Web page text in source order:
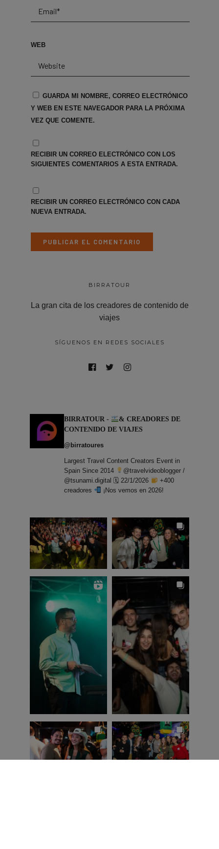
WEB
GUARDA MI NOMBRE, CORREO ELECTRÓNICO
Y WEB EN ESTE NAVEGADOR PARA LA PRÓXIMA
VEZ QUE COMENTE.
RECIBIR UN CORREO ELECTRÓNICO CON LOS
SIGUIENTES COMENTARIOS A ESTA ENTRADA.
RECIBIR UN CORREO ELECTRÓNICO CON CADA
NUEVA ENTRADA.
BIRRATOUR
La gran cita de los creadores de contenido de
viajes
SÍGUENOS EN REDES SOCIALES
BIRRATOUR -
& CREADORES DE
CONTENIDO DE VIAJES
@birratoures
Largest Travel Content Creators Event in
Spain Since 2014
@travelvideoblogger /
@tsunami.digital 🗓 22/1/2026
+400
creadores
¡Nos vemos en 2026!